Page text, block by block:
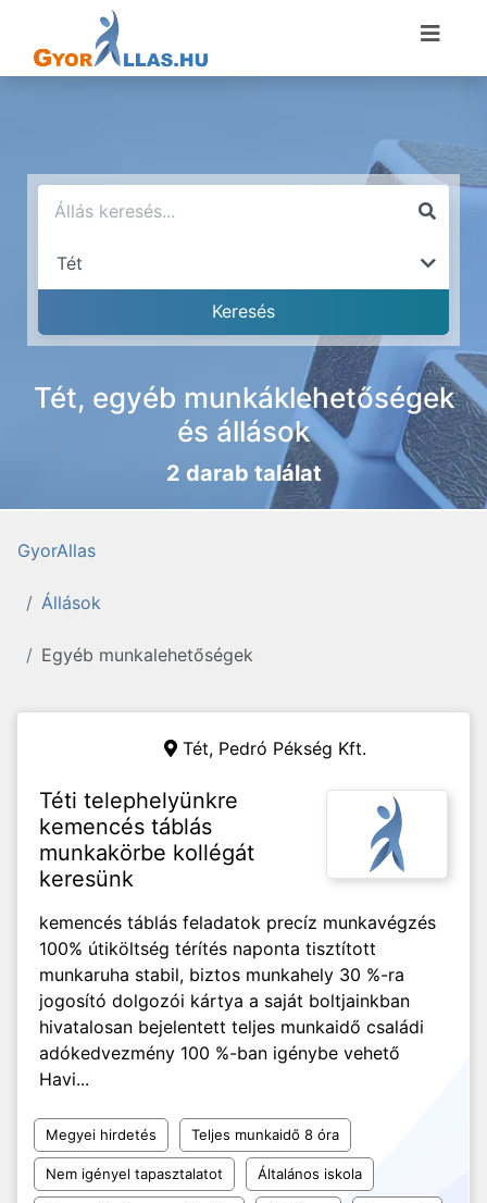
Tét, egyéb munkáklehetőségek
és állások
2 darab találat
GyorAllas
Állások
Egyéb munkalehetőségek
Tét, Pedró Pékség Kft.
Téti telephelyünkre
kemencés táblás
munkakörbe kollégát
keresünk
kemencés táblás feladatok precíz munkavégzés
100% útiköltség térítés naponta tisztított
munkaruha stabil, biztos munkahely 30 %-ra
jogosító dolgozói kártya a saját boltjainkban
hivatalosan bejelentett teljes munkaidő családi
adókedvezmény 100 %-ban igénybe vehető
Havi...
Megyei hirdetés Teljes munkaidő 8 óra
Nem igényel tapasztalatot Általános iskola